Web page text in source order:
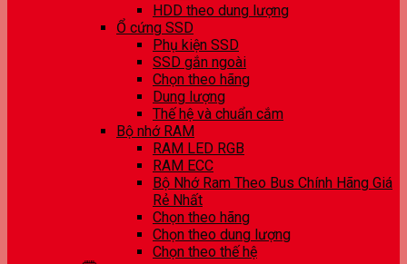
HDD theo dung lượng
Ổ cứng SSD
Phụ kiện SSD
SSD gắn ngoài
Chọn theo hãng
Dung lượng
Thế hệ và chuẩn cắm
Bộ nhớ RAM
RAM LED RGB
RAM ECC
Bộ Nhớ Ram Theo Bus Chính Hãng Giá
Rẻ Nhất
Chọn theo hãng
Chọn theo dung lượng
Chọn theo thế hệ